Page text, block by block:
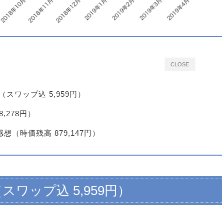
CLOSE
スワップ込 5,959円）
円）
（時価残高 879,147円）
ワップ込 5,959円）